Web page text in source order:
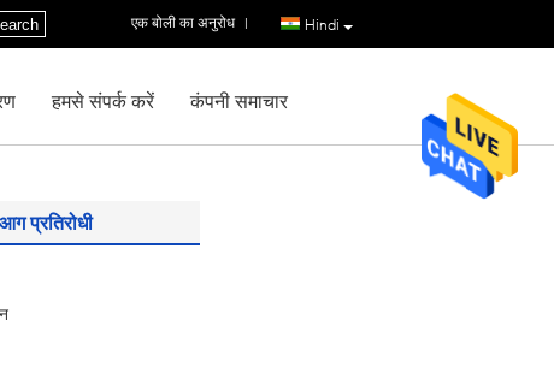
Hindi
एक बोली का अनुरोध |
हमसे संपर्क करें कंपनी समाचार
प्रतिरोधी